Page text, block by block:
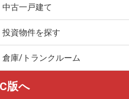
中古一戸建て
投資物件を探す
倉庫/トランクルーム
版へ